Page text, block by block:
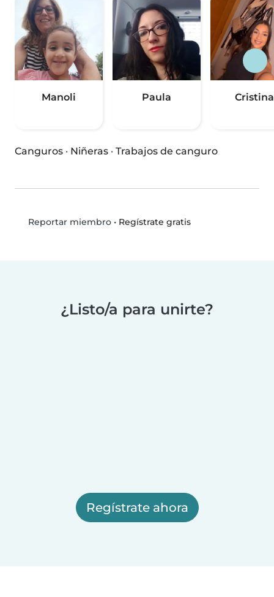
Manoli Paula Cristina
Canguros · Niñeras · Trabajos de canguro
Reportar miembro• Regístrate gratis
¿Listo/a para unirte?
Regístrate ahora